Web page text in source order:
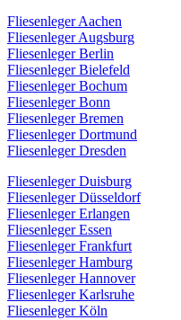
Fliesenleger Aachen
Fliesenleger Augsburg
Fliesenleger Berlin
Fliesenleger Bielefeld
Fliesenleger Bochum
Fliesenleger Bonn
Fliesenleger Bremen
Fliesenleger Dortmund
Fliesenleger Dresden
Fliesenleger Duisburg
Fliesenleger Düsseldorf
Fliesenleger Erlangen
Fliesenleger Essen
Fliesenleger Frankfurt
Fliesenleger Hamburg
Fliesenleger Hannover
Fliesenleger Karlsruhe
Fliesenleger Köln